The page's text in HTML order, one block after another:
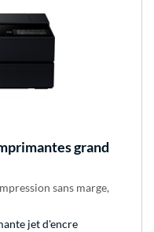
grand
sans marge,
jet d'encre